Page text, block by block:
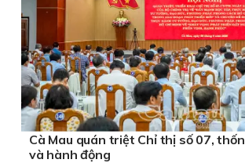
Cà Mau quán triệt Chỉ thị số 07,
và hành động